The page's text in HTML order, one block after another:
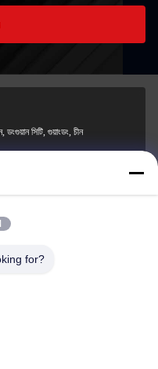
সিটি, গুয়াংডং, চীন
for?